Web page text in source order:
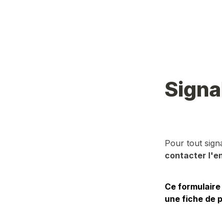
Pour tout
contacter
Ce
une fiche de